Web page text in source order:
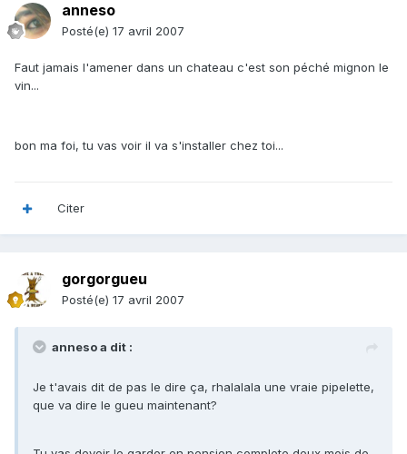
anneso
Posté(e) 17 avril 2007
Faut jamais l'amener dans un chateau c'est son péché mignon le
vin...
bon ma foi, tu vas voir il va s'installer chez toi...
Citer
gorgorgueu
Posté(e) 17 avril 2007
anneso a dit :
Je t'avais dit de pas le dire ça, rhalalala une vraie pipelette,
que va dire le gueu maintenant?